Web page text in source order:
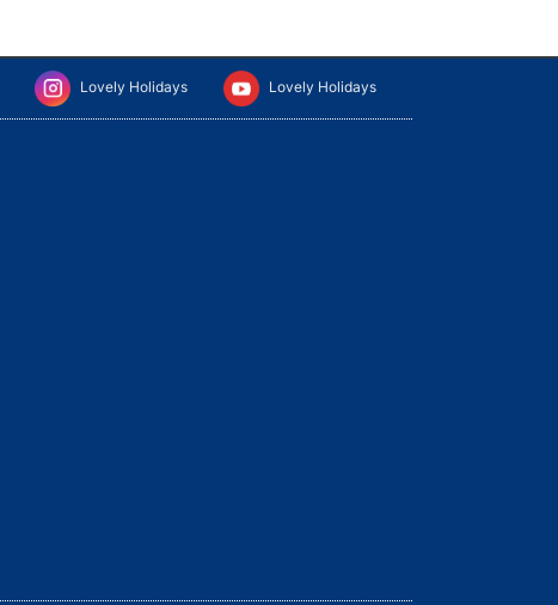
Lovely Holidays Lovely Holidays